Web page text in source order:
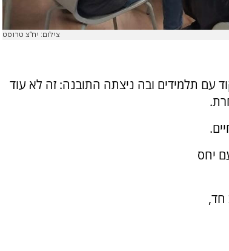
צילום: יח''צ טרוסט
עם תלמידים ובה ניצתה התובנה: זה לא עוד
יחס
חד,